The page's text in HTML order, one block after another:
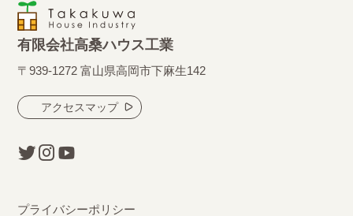
有限会社高桑ハウス工業
〒939-1272 富山県高岡市下麻生142
アクセスマップ
プライバシーポリシー